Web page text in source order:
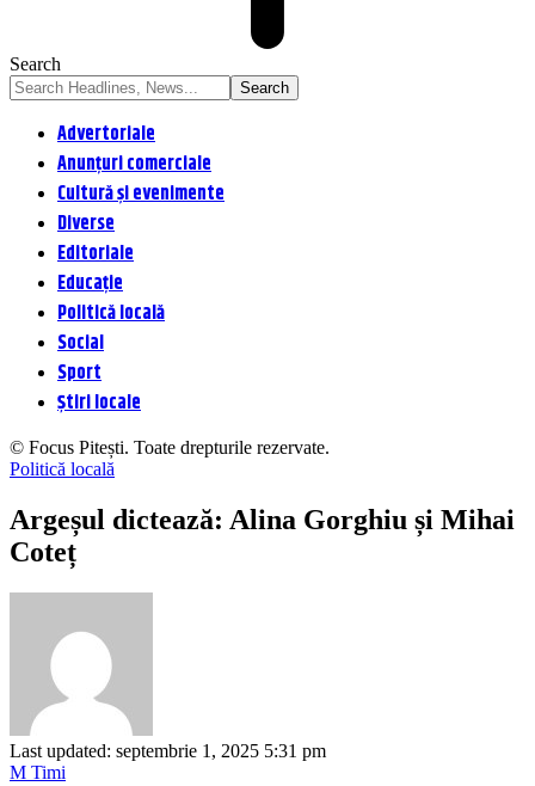
Search
Advertoriale
Anunțuri comerciale
Cultură și evenimente
Diverse
Editoriale
Educație
Politică locală
Social
Sport
Știri locale
© Focus Pitești. Toate drepturile rezervate.
Politică locală
Argeșul dictează: Alina Gorghiu și Mihai
Coteț
Last updated: septembrie 1, 2025 5:31 pm
M Timi